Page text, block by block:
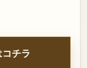
チラ